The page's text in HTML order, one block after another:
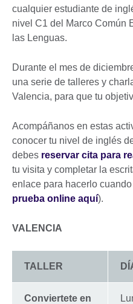
cualquier estudiante de
nivel C1 del Marco Común
las Lenguas.
Durante el mes de
una serie de talleres y
Valencia, para que tu
Acompáñanos en estas
conocer tu nivel de inglés
debes reservar cita para
tu visita y completar la
enlace para hacerlo
prueba online aquí).
VALENCIA
TALLER
Conviertete en